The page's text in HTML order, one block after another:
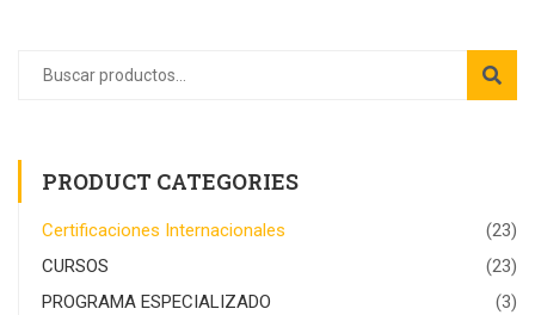
PRODUCT CATEGORIES
Certificaciones Internacionales
(23)
CURSOS
(23)
PROGRAMA ESPECIALIZADO
(3)